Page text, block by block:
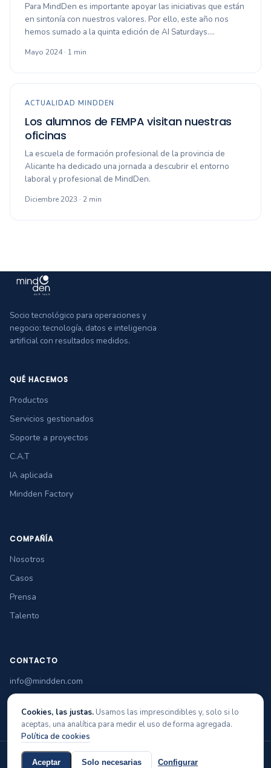
Para MindDen es importante apoyar las iniciativas que están
en sintonía con nuestros valores. Por ello, este año nos
hemos sumado a la quinta edición de AI Saturdays.…
Mayo 2024 · 1 min
ACTUALIDAD MINDDEN
Los alumnos de FEMPA visitan nuestras
oficinas
La escuela de formación profesional de la provincia de
Alicante ha dedicado una jornada a descubrir el entorno
laboral y profesional de MindDen.
Diciembre 2023 · 2 min
Socio tecnológico para operaciones y
negocio: tecnología, datos e inteligencia
artificial con resultados medidos.
QUÉ HACEMOS
Productos
Servicios gestionados
Soporte a proyectos
C.A.T
IA aplicada
Mindden Factory
COMPAÑÍA
Nosotros
Casos
Prensa
Talento
CONTACTO
info@mindden.com
+34 965 349 770
Política de calidad
Cookies, las justas. Usamos las imprescindibles y, solo si lo
aceptas, una analítica para medir el uso de forma agregada.
Política de cookies
Aceptar Solo necesarias Configurar